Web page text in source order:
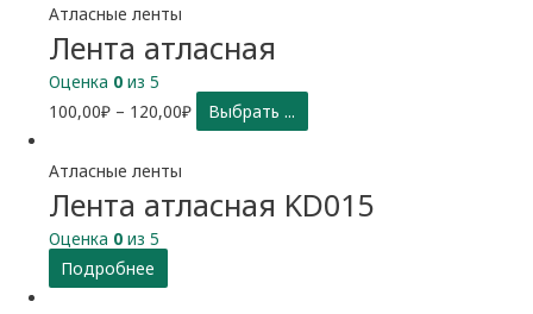
Атласные ленты
Лента атласная
Оценка 0 из 5
100,00₽ – 120,00₽ Выбрать ...
Атласные ленты
Лента атласная KD015
Оценка 0 из 5
Подробнее